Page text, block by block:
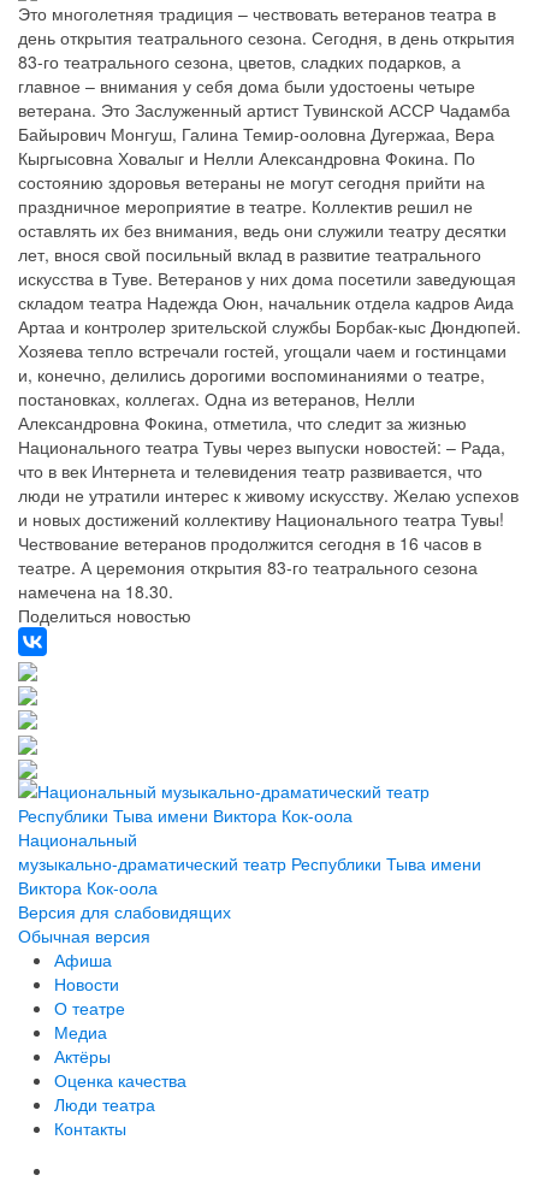
Это многолетняя традиция – чествовать ветеранов театра в
день открытия театрального сезона. Сегодня, в день открытия
83-го театрального сезона, цветов, сладких подарков, а
главное – внимания у себя дома были удостоены четыре
ветерана. Это Заслуженный артист Тувинской АССР Чадамба
Байырович Монгуш, Галина Темир-ооловна Дугержаа, Вера
Кыргысовна Ховалыг и Нелли Александровна Фокина. По
состоянию здоровья ветераны не могут сегодня прийти на
праздничное мероприятие в театре. Коллектив решил не
оставлять их без внимания, ведь они служили театру десятки
лет, внося свой посильный вклад в развитие театрального
искусства в Туве. Ветеранов у них дома посетили заведующая
складом театра Надежда Оюн, начальник отдела кадров Аида
Артаа и контролер зрительской службы Борбак-кыс Дюндюпей.
Хозяева тепло встречали гостей, угощали чаем и гостинцами
и, конечно, делились дорогими воспоминаниями о театре,
постановках, коллегах. Одна из ветеранов, Нелли
Александровна Фокина, отметила, что следит за жизнью
Национального театра Тувы через выпуски новостей: – Рада,
что в век Интернета и телевидения театр развивается, что
люди не утратили интерес к живому искусству. Желаю успехов
и новых достижений коллективу Национального театра Тувы!
Чествование ветеранов продолжится сегодня в 16 часов в
театре. А церемония открытия 83-го театрального сезона
намечена на 18.30.
Поделиться новостью
Национальный
музыкально-драматический театр Республики Тыва имени
Виктора Кок-оола
Версия для слабовидящих
Обычная версия
Афиша
Новости
О театре
Медиа
Актёры
Оценка качества
Люди театра
Контакты